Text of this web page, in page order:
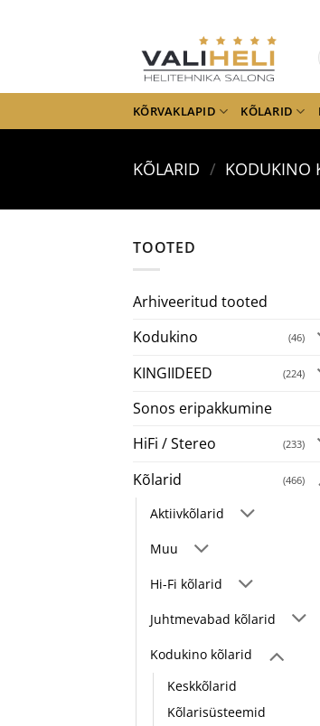
KÕRVAKLAPID KÕLARID
KÕLARID / KODUKINO
TOOTED
Arhiveeritud tooted
Kodukino (46)
KINGIIDEED (224)
Sonos eripakkumine
HiFi / Stereo (233)
Kõlarid (466)
Aktiivkõlarid
Muu
Hi-Fi kõlarid
Juhtmevabad kõlarid
Kodukino kõlarid
Keskkõlarid
Kõlarisüsteemid